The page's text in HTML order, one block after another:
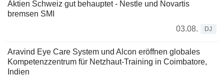
Aktien Schweiz gut behauptet - Nestle und Novartis
bremsen SMI
03.08.
DJ
Aravind Eye Care System und Alcon eröffnen globales
Kompetenzzentrum für Netzhaut-Training in Coimbatore,
Indien